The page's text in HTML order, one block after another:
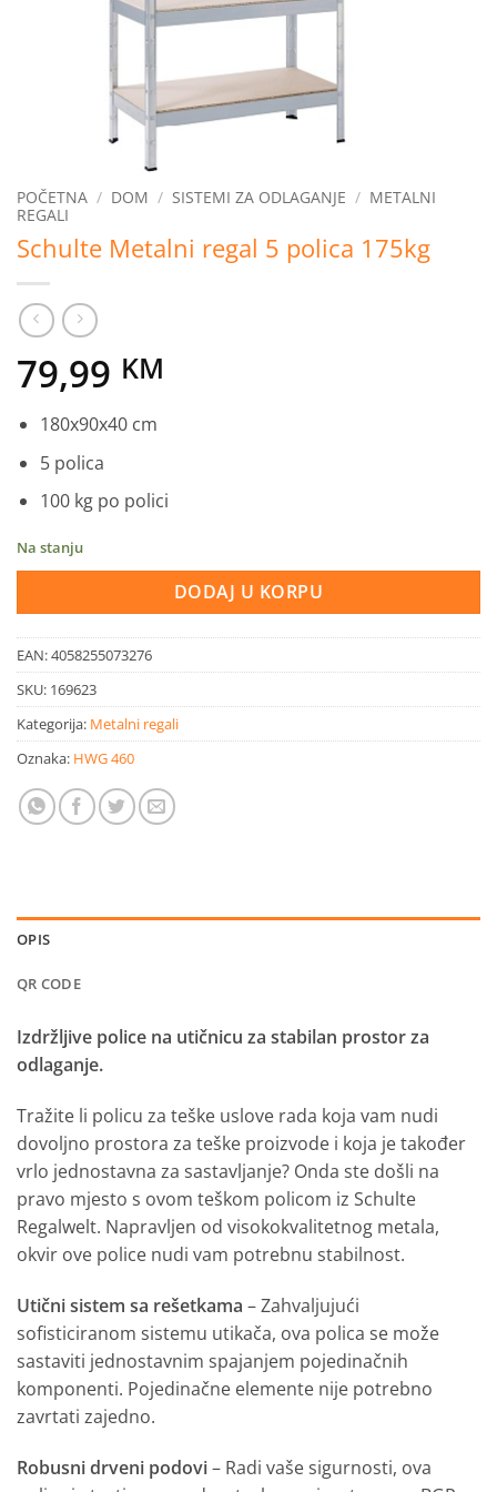
POČETNA / DOM / SISTEMI ZA ODLAGANJE / METALNI
REGALI
Schulte Metalni regal 5 polica 175kg
79,99 KM
180x90x40 cm
5 polica
100 kg po polici
Na stanju
DODAJ U KORPU
EAN:4058255073276
SKU: 169623
Kategorija: Metalni regali
Oznaka: HWG 460
OPIS
QR CODE
Izdržljive police na utičnicu za stabilan prostor za
odlaganje.
Tražite li policu za teške uslove rada koja vam nudi
dovoljno prostora za teške proizvode i koja je također
vrlo jednostavna za sastavljanje? Onda ste došli na
pravo mjesto s ovom teškom policom iz Schulte
Regalwelt. Napravljen od visokokvalitetnog metala,
okvir ove police nudi vam potrebnu stabilnost.
Utični sistem sa rešetkama – Zahvaljujući
sofisticiranom sistemu utikača, ova polica se može
sastaviti jednostavnim spajanjem pojedinačnih
komponenti. Pojedinačne elemente nije potrebno
zavrtati zajedno.
Robusni drveni podovi– Radi vaše sigurnosti, ova